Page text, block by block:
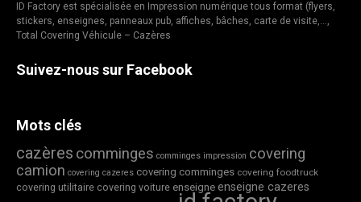
ID Factory est spécialisée en Impression numérique tous format (flyers,
stickers, enseignes, panneaux pub, affiches, bâches, carte de visite,…,
Total Covering Véhicule – Cazères
Suivez-nous sur Facebook
Mots clés
cazères comminges comminges impression covering
camion covering cazeres covering comminges covering foodtruck
covering utilitaire covering voiture enseigne enseigne cazeres